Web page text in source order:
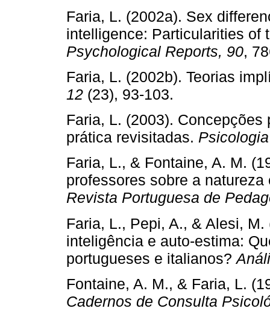
Faria, L. (2002a). Sex
intelligence: Particularities of
Psychological Reports, 90,
Faria, L. (2002b). Teorias
12 (23), 93­‑103.
Faria, L. (2003).
prática revisitadas.
Faria, L., & Fontaine, A. M.
professores sobre a
Revista Portuguesa de
Faria, L., Pepi, A., & Alesi,
inteligência e auto­‑estima:
portugueses e italianos?
Fontaine, A. M., & Faria, L.
Cadernos de Consulta